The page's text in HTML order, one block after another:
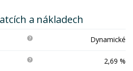
a nákladech
Dynamické
2,69 %